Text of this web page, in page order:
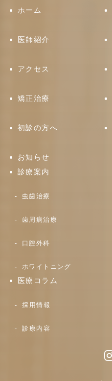
ホーム
医師紹介
アクセス
矯正治療
初診の方へ
お知らせ
診療案内
虫歯治療
歯周病治療
口腔外科
ホワイトニング
医療コラム
採用情報
診療内容